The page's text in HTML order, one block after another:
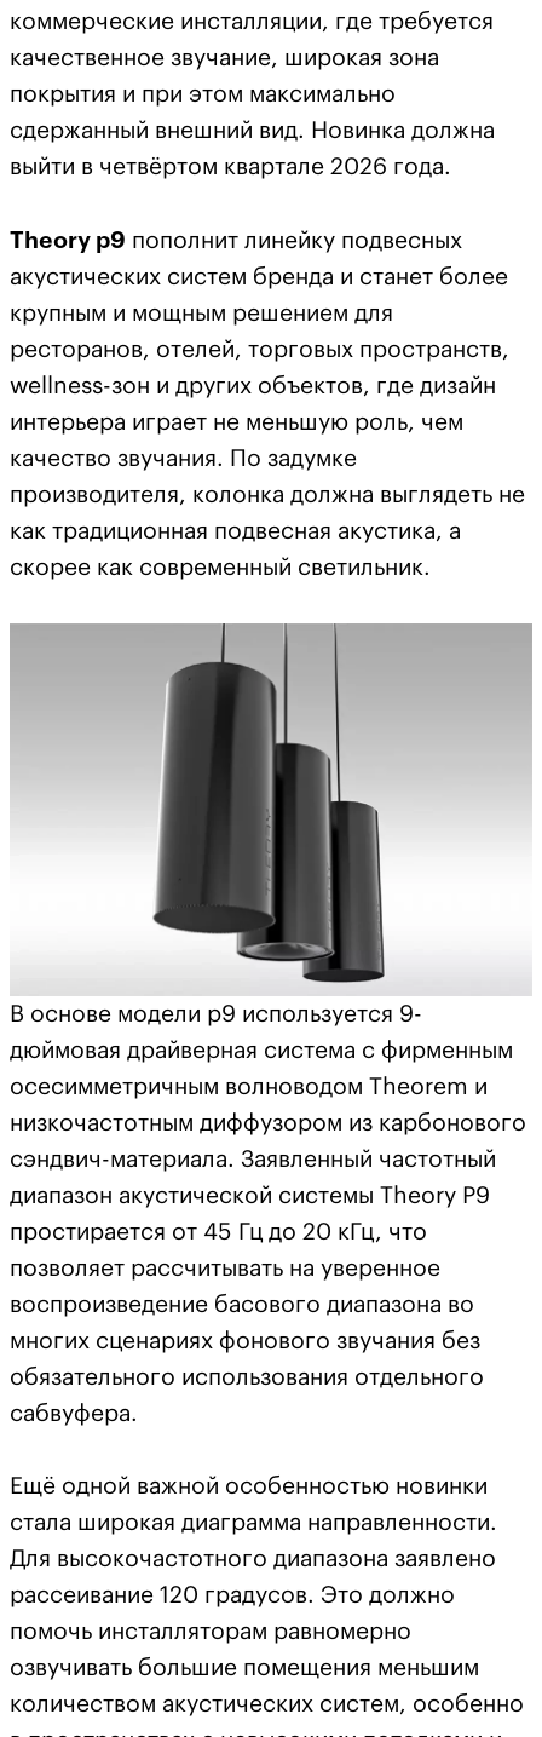
коммерческие инсталляции, где требуется
качественное звучание, широкая зона
покрытия и при этом максимально
сдержанный внешний вид. Новинка должна
выйти в четвёртом квартале 2026 года.
Theory p9 пополнит линейку подвесных
акустических систем бренда и станет более
крупным и мощным решением для
ресторанов, отелей, торговых пространств,
wellness-зон и других объектов, где дизайн
интерьера играет не меньшую роль, чем
качество звучания. По задумке
производителя, колонка должна выглядеть не
как традиционная подвесная акустика, а
скорее как современный светильник.
В основе модели p9 используется 9-
дюймовая драйверная система с фирменным
осесимметричным волноводом Theorem и
низкочастотным диффузором из карбонового
сэндвич-материала. Заявленный частотный
диапазон акустической системы Theory P9
простирается от 45 Гц до 20 кГц, что
позволяет рассчитывать на уверенное
воспроизведение басового диапазона во
многих сценариях фонового звучания без
обязательного использования отдельного
сабвуфера.
Ещё одной важной особенностью новинки
стала широкая диаграмма направленности.
Для высокочастотного диапазона заявлено
рассеивание 120 градусов. Это должно
помочь инсталляторам равномерно
озвучивать большие помещения меньшим
количеством акустических систем, особенно